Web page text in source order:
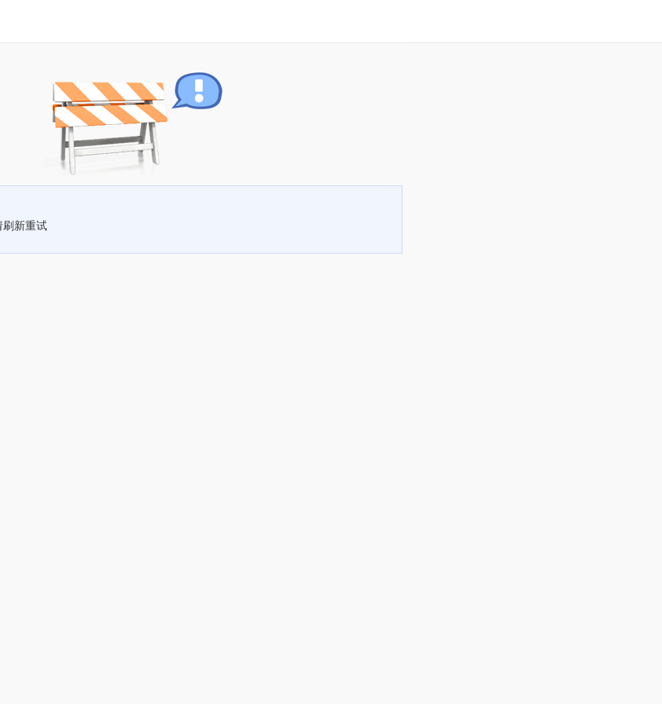
刷新重试